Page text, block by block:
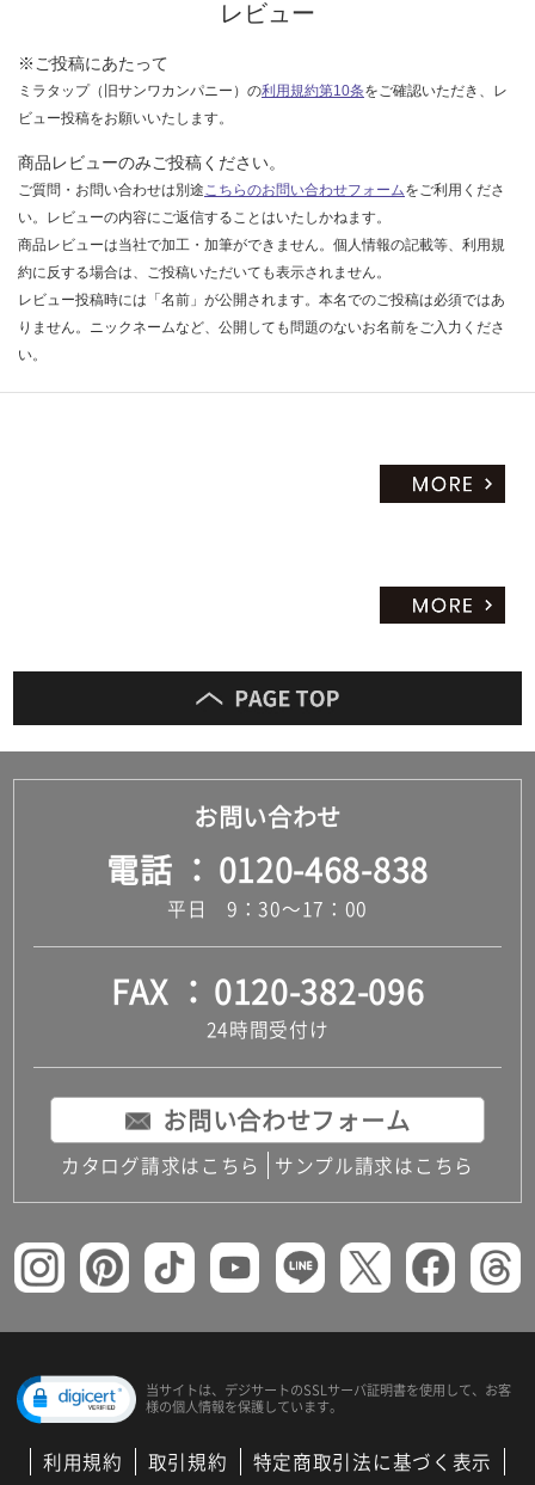
レビュー
※ご投稿にあたって
ミラタップ（旧サンワカンパニー）の利用規約第10条をご確認いただき、レ
ビュー投稿をお願いいたします。
商品レビューのみご投稿ください。
ご質問・お問い合わせは別途こちらのお問い合わせフォームをご利用くださ
い。レビューの内容にご返信することはいたしかねます。
商品レビューは当社で加工・加筆ができません。個人情報の記載等、利用規
約に反する場合は、ご投稿いただいても表示されません。
レビュー投稿時には「名前」が公開されます。本名でのご投稿は必須ではあ
りません。ニックネームなど、公開しても問題のないお名前をご入力くださ
い。
お問い合わせ
電話 0120-468-838
平日 9：30～17：00
FAX 0120-382-096
24時間受付け
お問い合わせフォーム
カタログ請求はこちら サンプル請求はこちら
当サイトは、デジサートのSSLサーバ証明書を使用して、 お客
様の個人情報を保護しています。
利用規約 取引規約 特定商取引法に基づく表示